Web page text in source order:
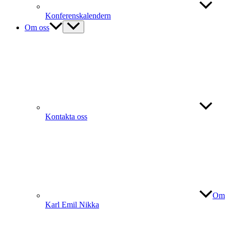
Konferenskalendern
Om oss
Kontakta oss
Om
Karl Emil Nikka